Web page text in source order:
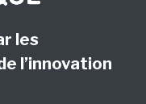
les
l’innovation